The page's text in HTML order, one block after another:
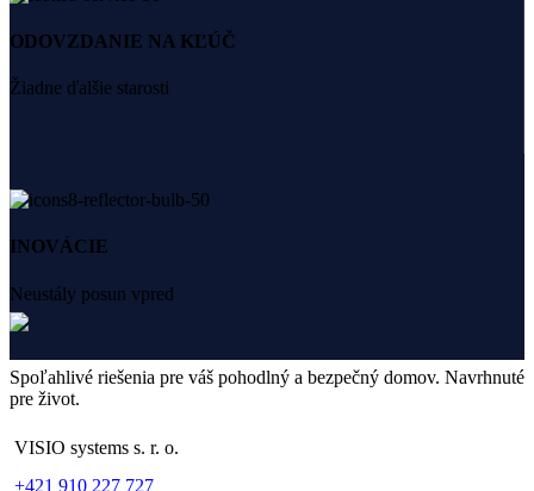
ODOVZDANIE NA KĽÚČ
Žiadne ďalšie starosti
INOVÁCIE
Neustály posun vpred
Spoľahlivé riešenia pre váš pohodlný a bezpečný domov. Navrhnuté
pre život.
VISIO systems s. r. o.
+421 910 227 727